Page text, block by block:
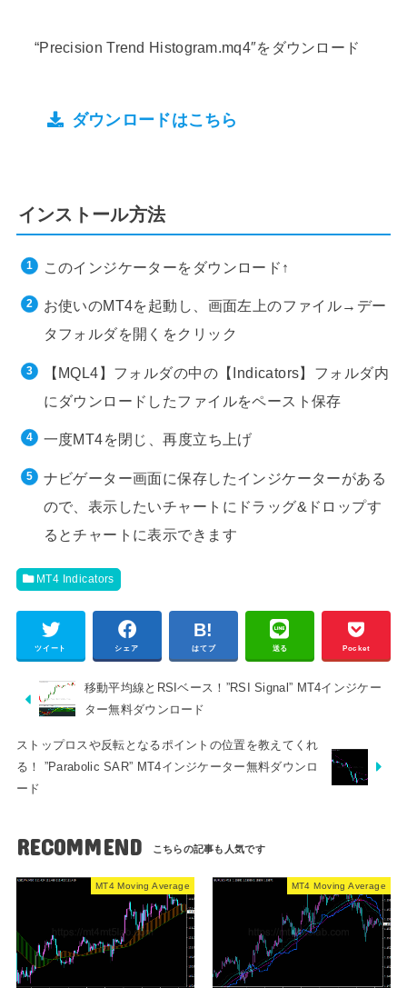
“Precision Trend Histogram.mq4″をダウンロード
ダウンロードはこちら
インストール方法
このインジケーターをダウンロード↑
お使いのMT4を起動し、画面左上のファイル→デー
タフォルダを開くをクリック
【MQL4】フォルダの中の【Indicators】フォルダ内
にダウンロードしたファイルをペースト保存
一度MT4を閉じ、再度立ち上げ
ナビゲーター画面に保存したインジケーターがある
ので、表示したいチャートにドラッグ&ドロップす
るとチャートに表示できます
MT4 Indicators
ツイート シェア はてブ 送る Pocket
移動平均線とRSIベース！”RSI Signal” MT4インジケー
ター無料ダウンロード
ストップロスや反転となるポイントの位置を教えてくれ
る！ ”Parabolic SAR” MT4インジケーター無料ダウンロ
ード
RECOMMEND
MT4 Moving Average MT4 Moving Average